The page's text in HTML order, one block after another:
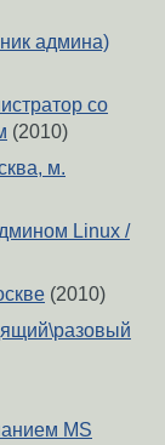
админа)
со
(2010)
м.
Linux /
(2010)
MS